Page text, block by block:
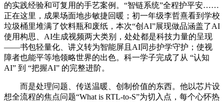
的实践经验和可复用的手艺案例。“智链系统”全程护平安……
正在这里，成果场面地步敏捷回暖；初一年级李哲熹看到学校
垃圾桶里堆满了饮料瓶和废纸，本次“创AI”展现做品涵盖了AI
使用构思、AI生成视频两大类别，处处都是科技力量的呈现
——书包轻量化、讲义转为智能屏且AI同步护学守护；使视
障者也能平等地领略世界的出色。科一学子完成了从 “认知
AI” 到 “把握AI” 的完整进阶。
而是处理问题、传送温暖、创制价值的东西。他以芯片设
想全流程的焦点问题“What is RTL-to-S”为切入点，每个心怀热